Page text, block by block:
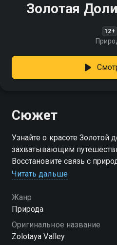
Золотая
12+
Сюжет
Узнайте о красоте Золотой
захватывающим
Восстановите связь с
внутренний покой!
Посмотреть онлайн 1 сезон
вы можете совершенно
качестве на Смотрёшке
Читать дальше
Жанр
Природа
Оригинальное название
Zolotaya Valley